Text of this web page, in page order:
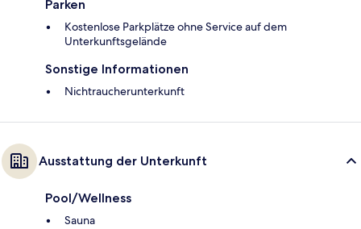
Parken
Kostenlose Parkplätze ohne Service auf dem
Unterkunftsgelände
Sonstige Informationen
Nichtraucherunterkunft
Ausstattung der Unterkunft
Pool/Wellness
Sauna